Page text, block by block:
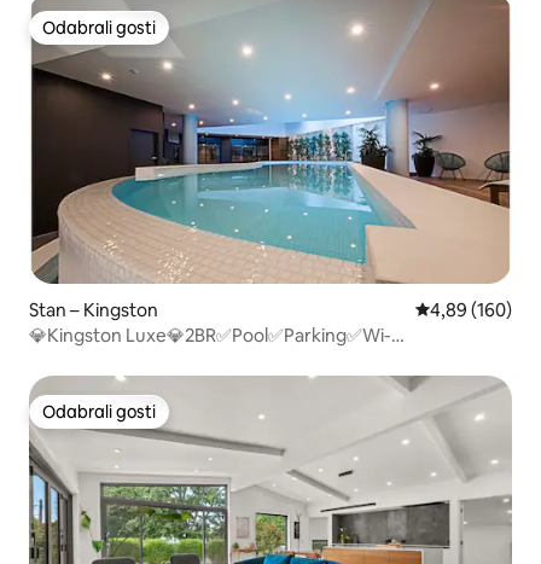
Odabrali gosti
Odabrali gosti
Stan – Kingston Prosječna
4,89 (160)
💎Kingston Luxe💎2BR✅Pool✅Parking✅Wi-
Odabrali gosti
Odabrali gosti